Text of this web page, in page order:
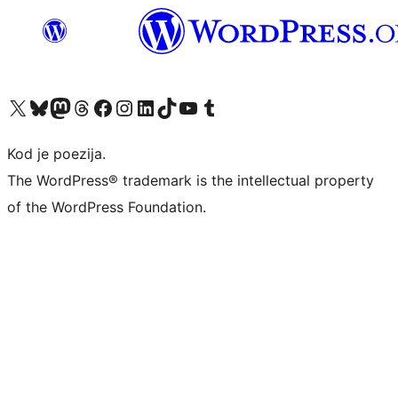
Visit our X (formerly Twitter) account
Visit our Bluesky account
Visit our Mastodon account
Visit our Threads account
Visit our Facebook page
Visit our Instagram account
Visit our LinkedIn account
Visit our TikTok account
Visit our YouTube channel
Visit our Tumblr account
Kod je poezija.
The WordPress® trademark is the intellectual property
of the WordPress Foundation.